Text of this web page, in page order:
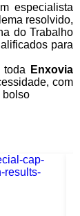
especialista
resolvido,
do Trabalho
para
toda
Enxovia
com
bolso